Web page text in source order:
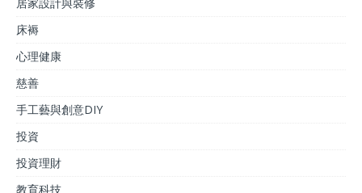
床褥
心理健康
慈善
手工藝與創意DIY
投資
投資理財
教育科技